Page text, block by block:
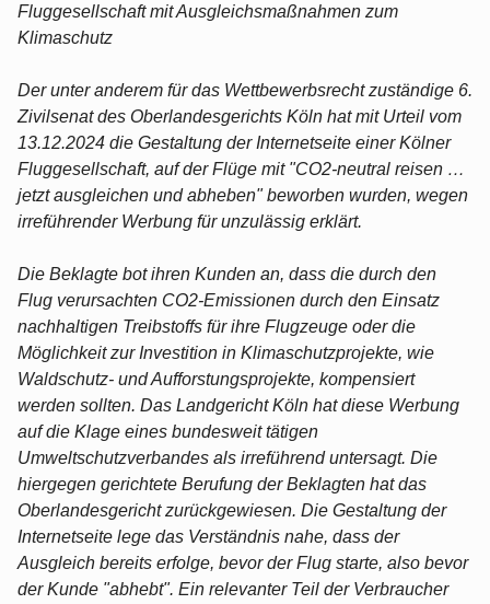
Fluggesellschaft mit Ausgleichsmaßnahmen zum
Klimaschutz
Der unter anderem für das Wettbewerbsrecht zuständige 6.
Zivilsenat des Oberlandesgerichts Köln hat mit Urteil vom
13.12.2024 die Gestaltung der Internetseite einer Kölner
Fluggesellschaft, auf der Flüge mit "CO2-neutral reisen …
jetzt ausgleichen und abheben" beworben wurden, wegen
irreführender Werbung für unzulässig erklärt.
Die Beklagte bot ihren Kunden an, dass die durch den
Flug verursachten CO2-Emissionen durch den Einsatz
nachhaltigen Treibstoffs für ihre Flugzeuge oder die
Möglichkeit zur Investition in Klimaschutzprojekte, wie
Waldschutz- und Aufforstungsprojekte, kompensiert
werden sollten. Das Landgericht Köln hat diese Werbung
auf die Klage eines bundesweit tätigen
Umweltschutzverbandes als irreführend untersagt. Die
hiergegen gerichtete Berufung der Beklagten hat das
Oberlandesgericht zurückgewiesen. Die Gestaltung der
Internetseite lege das Verständnis nahe, dass der
Ausgleich bereits erfolge, bevor der Flug starte, also bevor
der Kunde "abhebt". Ein relevanter Teil der Verbraucher